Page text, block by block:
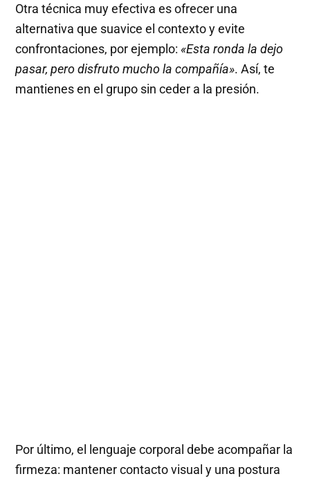
Otra técnica muy efectiva es ofrecer una
alternativa que suavice el contexto y evite
confrontaciones, por ejemplo:«Esta ronda la dejo
pasar, pero disfruto mucho la compañía». Así, te
mantienes en el grupo sin ceder a la presión.
Por último, el lenguaje corporal debe acompañar la
firmeza: mantener contacto visual y una postura